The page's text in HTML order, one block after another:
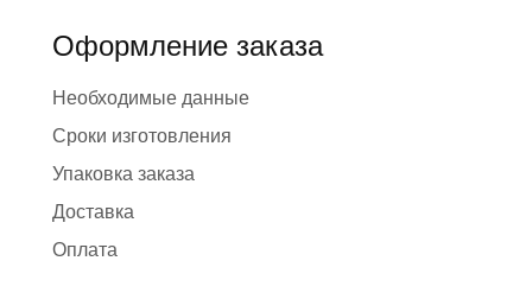
Оформление заказа
Необходимые данные
Сроки изготовления
Упаковка заказа
Доставка
Оплата